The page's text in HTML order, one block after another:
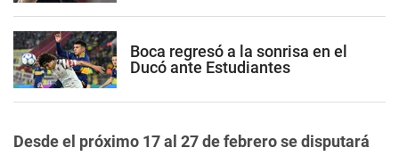
Boca regresó a la sonrisa en el
Ducó ante Estudiantes
Desde el próximo 17 al 27 de febrero se disputará